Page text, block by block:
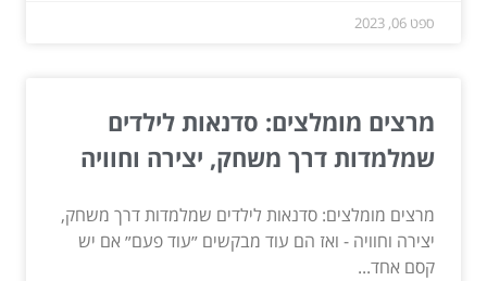
ספט 06, 2023
מרצים מומלצים: סדנאות לילדים
שמלמדות דרך משחק, יצירה וחוויה
מרצים מומלצים: סדנאות לילדים שמלמדות דרך משחק,
יצירה וחוויה - ואז הם עוד מבקשים ״עוד פעם״ אם יש
קסם אחד...